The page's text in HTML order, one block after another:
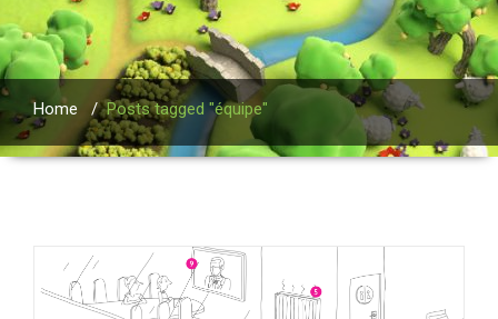
Home /Posts tagged "équipe"